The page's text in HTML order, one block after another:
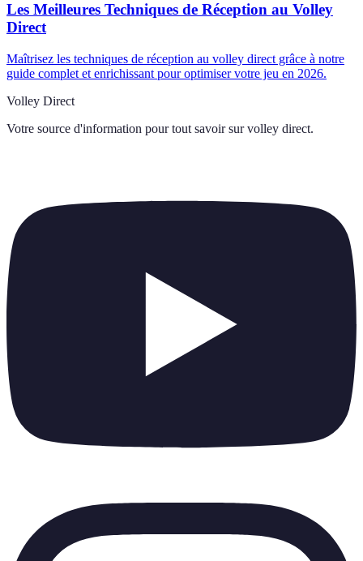
Les Meilleures Techniques de Réception au Volley
Direct
Maîtrisez les techniques de réception au volley direct grâce à notre
guide complet et enrichissant pour optimiser votre jeu en 2026.
Volley Direct
Votre source d'information pour tout savoir sur volley direct.